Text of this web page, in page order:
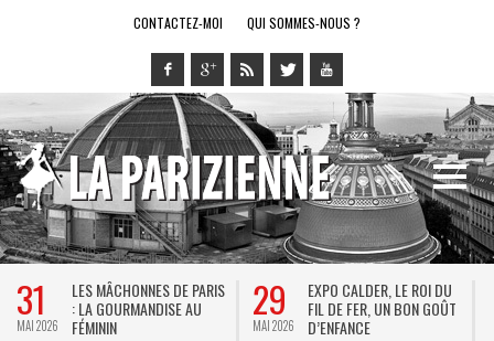
CONTACTEZ-MOI QUI SOMMES-NOUS ?
31
MAI 2026
LES MÂCHONNES DE PARIS
: LA GOURMANDISE AU
FÉMININ
29
MAI 2026
EXPO CALDER, LE ROI DU
FIL DE FER, UN BON GOÛT
D’ENFANCE